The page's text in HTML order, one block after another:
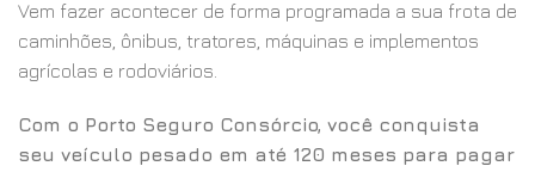
Vem fazer acontecer de forma programada a sua frota de
caminhões, ônibus, tratores, máquinas e implementos
agrícolas e rodoviários.
Com o Porto Seguro Consórcio, você conquista
seu veículo pesado em até 120 meses para pagar